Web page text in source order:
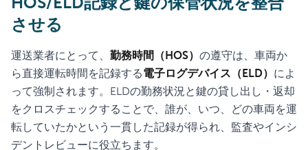
HOS/ELD記録と鍵の保管状況を整合
させる
運送業者にとって、 勤務時間（HOS） の遵守は、車両か
ら直接運転時間を記録する電子ログデバイス（ELD） によ
って強制されます。ELDの勤務状況と鍵の貸し出し・返却
をクロスチェックすることで、誰が、いつ、どの車両を運
転していたかという一貫した記録が得られ、監査やインシ
デントレビューに役立ちます。